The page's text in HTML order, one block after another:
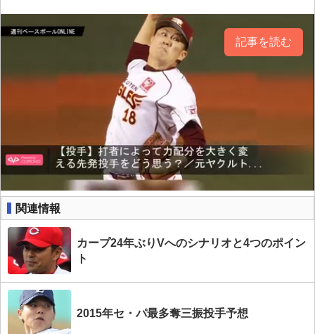
記事を読む
関連情報
カープ24年ぶりVへのシナリオと4つのポイン
ト
2015年セ・パ最多奪三振投手予想